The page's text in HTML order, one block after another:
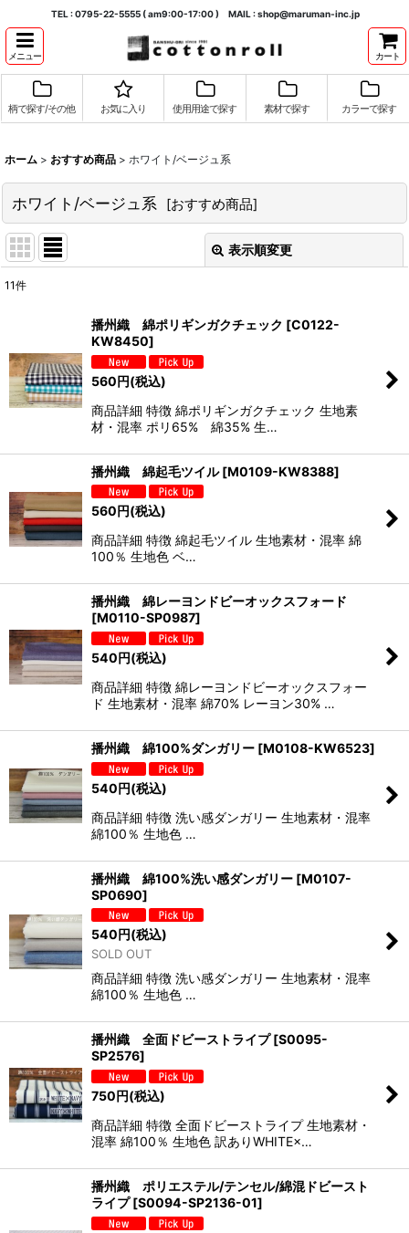
TEL : 0795-22-5555 ( am9:00-17:00 ) MAIL : shop@maruman-inc.jp
メニュー カート
柄で探す/その他 お気に入り 使用用途で探す 素材で探す カラーで探す
ホーム > おすすめ商品 > ホワイト/ベージュ系
ホワイト/ベージュ系 [おすすめ商品]
表示順変更
並び順:
絞り込む
11件
播州織 綿ポリギンガクチェック [C0122-
KW8450]
560円(税込)
商品詳細 特徴 綿ポリギンガクチェック 生地素
材・混率 ポリ65% 綿35% 生…
播州織 綿起毛ツイル [M0109-KW8388]
560円(税込)
商品詳細 特徴 綿起毛ツイル 生地素材・混率 綿
100％ 生地色 ベ…
播州織 綿レーヨンドビーオックスフォード
[M0110-SP0987]
540円(税込)
商品詳細 特徴 綿レーヨンドビーオックスフォー
ド 生地素材・混率 綿70% レーヨン30% …
播州織 綿100%ダンガリー [M0108-KW6523]
540円(税込)
商品詳細 特徴 洗い感ダンガリー 生地素材・混率
綿100％ 生地色 …
播州織 綿100%洗い感ダンガリー [M0107-
SP0690]
540円(税込)
SOLD OUT
商品詳細 特徴 洗い感ダンガリー 生地素材・混率
綿100％ 生地色 …
播州織 全面ドビーストライプ [S0095-
SP2576]
750円(税込)
商品詳細 特徴 全面ドビーストライプ 生地素材・
混率 綿100％ 生地色 訳ありWHITE×…
播州織 ポリエステル/テンセル/綿混ドビースト
ライプ [S0094-SP2136-01]